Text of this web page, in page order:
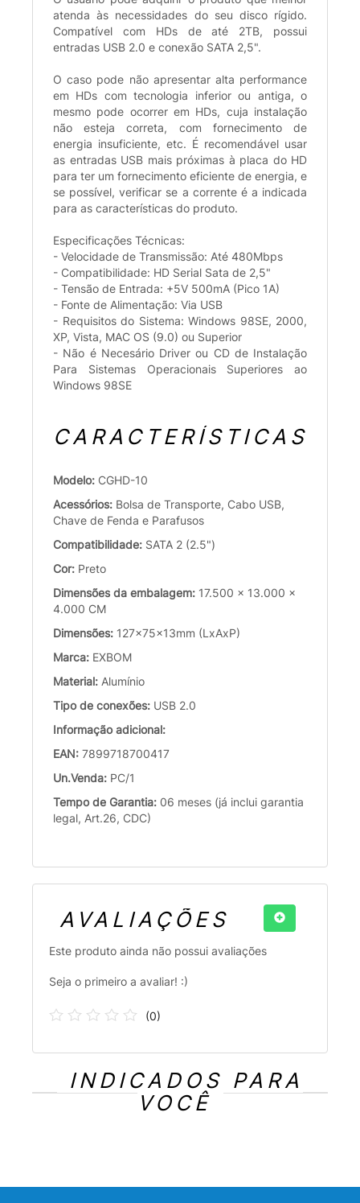
atenda às necessidades do seu disco rígido.
Compatível com HDs de até 2TB, possui
entradas USB 2.0 e conexão SATA 2,5".
O caso pode não apresentar alta performance
em HDs com tecnologia inferior ou antiga, o
mesmo pode ocorrer em HDs, cuja instalação
não esteja correta, com fornecimento de
energia insuficiente, etc. É recomendável usar
as entradas USB mais próximas à placa do HD
para ter um fornecimento eficiente de energia, e
se possível, verificar se a corrente é a indicada
para as características do produto.
Especificações Técnicas:
- Velocidade de Transmissão: Até 480Mbps
- Compatibilidade: HD Serial Sata de 2,5"
- Tensão de Entrada: +5V 500mA (Pico 1A)
- Fonte de Alimentação: Via USB
- Requisitos do Sistema: Windows 98SE, 2000,
XP, Vista, MAC OS (9.0) ou Superior
- Não é Necesário Driver ou CD de Instalação
Para Sistemas Operacionais Superiores ao
Windows 98SE
CARACTERÍSTICAS
Modelo: CGHD-10
Acessórios: Bolsa de Transporte, Cabo USB,
Chave de Fenda e Parafusos
Compatibilidade: SATA 2 (2.5")
Cor: Preto
Dimensões da embalagem: 17.500 x 13.000 x
4.000 CM
Dimensões: 127x75x13mm (LxAxP)
Marca: EXBOM
Material: Alumínio
Tipo de conexões: USB 2.0
Informação adicional:
EAN: 7899718700417
Un.Venda: PC/1
Tempo de Garantia: 06 meses (já inclui garantia
legal, Art.26, CDC)
AVALIAÇÕES
Este produto ainda não possui avaliações
Seja o primeiro a avaliar! :)
(0)
INDICADOS PARA
VOCÊ